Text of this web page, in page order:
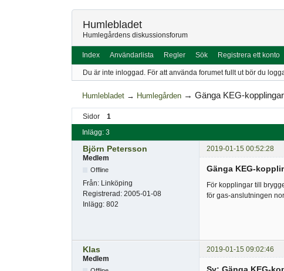
Humlebladet
Humlegårdens diskussionsforum
Index Användarlista Regler Sök Registrera ett konto
Du är inte inloggad. För att använda forumet fullt ut bör du
Humlebladet → Humlegården →Gänga KEG-kopplingar
Sidor 1
Inlägg: 3
Björn Petersson
2019-01-15 00:52:28
Medlem
Offline
Från: Linköping
Registrerad: 2005-01-08
Inlägg: 802
Gänga KEG-
För kopplingar till
för gas-anslutningen
Klas
2019-01-15 09:02:46
Medlem
Sv: Gänga KEG-